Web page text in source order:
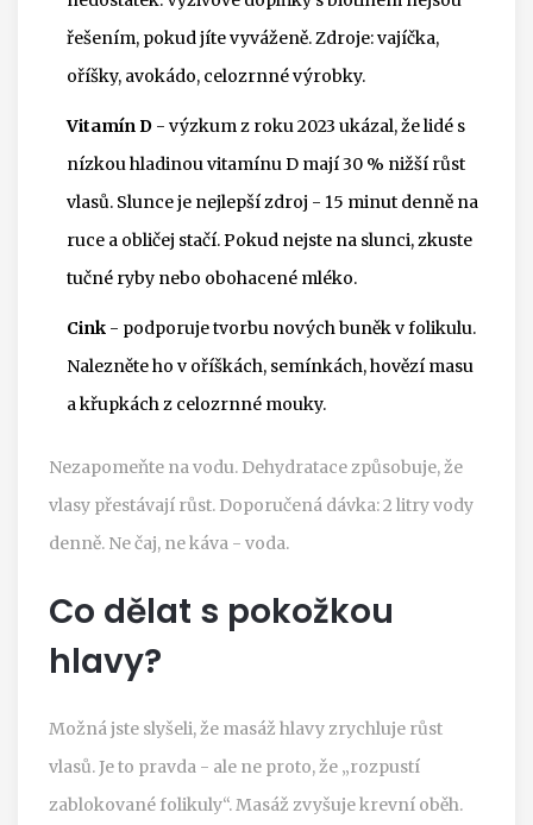
řešením, pokud jíte vyváženě. Zdroje: vajíčka,
oříšky, avokádo, celozrnné výrobky.
Vitamín D - výzkum z roku 2023 ukázal, že lidé s
nízkou hladinou vitamínu D mají 30 % nižší růst
vlasů. Slunce je nejlepší zdroj - 15 minut denně na
ruce a obličej stačí. Pokud nejste na slunci, zkuste
tučné ryby nebo obohacené mléko.
Cink - podporuje tvorbu nových buněk v folikulu.
Nalezněte ho v oříškách, semínkách, hovězí masu
a křupkách z celozrnné mouky.
Nezapomeňte na vodu. Dehydratace způsobuje, že
vlasy přestávají růst. Doporučená dávka: 2 litry vody
denně. Ne čaj, ne káva - voda.
Co dělat s pokožkou
hlavy?
Možná jste slyšeli, že masáž hlavy zrychluje růst
vlasů. Je to pravda - ale ne proto, že „rozpustí
zablokované folikuly“. Masáž zvyšuje krevní oběh.